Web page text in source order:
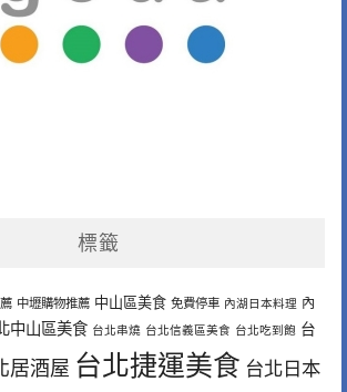
標籤
中壢購物推薦 中山區美食 免費停車 內湖日本料理 內
中山區美食 台北串燒 台北信義區美食 台北吃到飽 台
居酒屋 台北捷運美食 台北日本